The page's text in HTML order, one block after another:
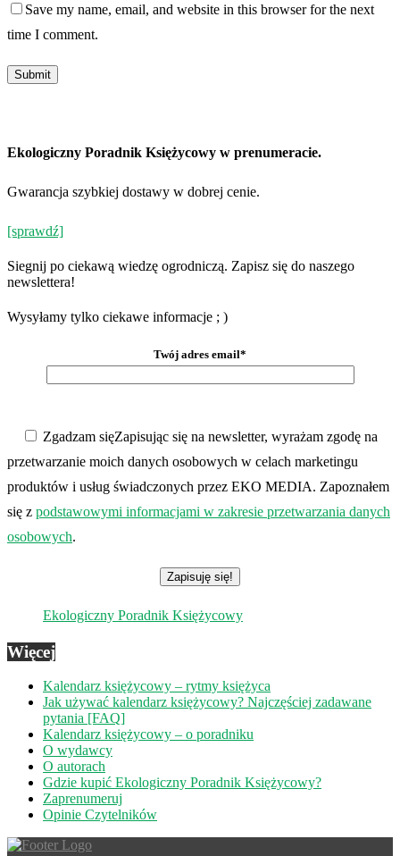
Save my name, email, and website in this browser for the next
time I comment.
Ekologiczny Poradnik Księżycowy w prenumeracie.
Gwarancja szybkiej dostawy w dobrej cenie.
[sprawdź]
Siegnij po ciekawą wiedzę ogrodniczą. Zapisz się do naszego
newslettera!
Wysyłamy tylko ciekawe informacje ; )
Twój adres email*
Zgadzam sięZapisując się na newsletter, wyrażam zgodę na
przetwarzanie moich danych osobowych w celach marketingu
produktów i usług świadczonych przez EKO MEDIA. Zapoznałem
się z podstawowymi informacjami w zakresie przetwarzania danych
osobowych.
Ekologiczny Poradnik Księżycowy
Więcej
Kalendarz księżycowy – rytmy księżyca
Jak używać kalendarz księżycowy? Najczęściej zadawane
pytania [FAQ]
Kalendarz księżycowy – o poradniku
O wydawcy
O autorach
Gdzie kupić Ekologiczny Poradnik Księżycowy?
Zaprenumeruj
Opinie Czytelników